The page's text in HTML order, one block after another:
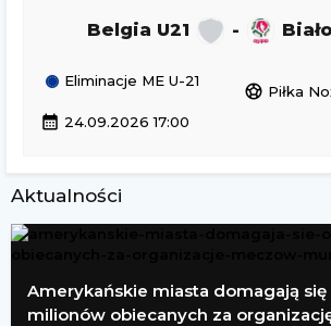
Belgia U21 -
Eliminacje ME U-21
sports_soccer Piłka
calendar_month 24.09.2026 17:00
Aktualności
Amerykańskie miasta domagają się
milionów obiecanych za